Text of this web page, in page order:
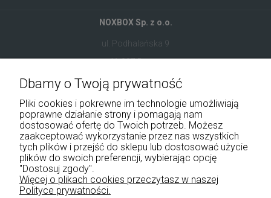
NOXBOX Sp. z o.o.
ul. Podhalańska 9
41-907 Bytom
+48 534 555 344
sklep@noxbox.pl
Pomoc
Płatności i dostawa
Dbamy o Twoją prywatność
Pliki cookies i pokrewne im technologie umożliwiają
poprawne działanie strony i pomagają nam
dostosować ofertę do Twoich potrzeb. Możesz
zaakceptować wykorzystanie przez nas wszystkich
tych plików i przejść do sklepu lub dostosować użycie
plików do swoich preferencji, wybierając opcję
"Dostosuj zgody".
Więcej o plikach cookies przeczytasz w naszej
Polityce prywatności.